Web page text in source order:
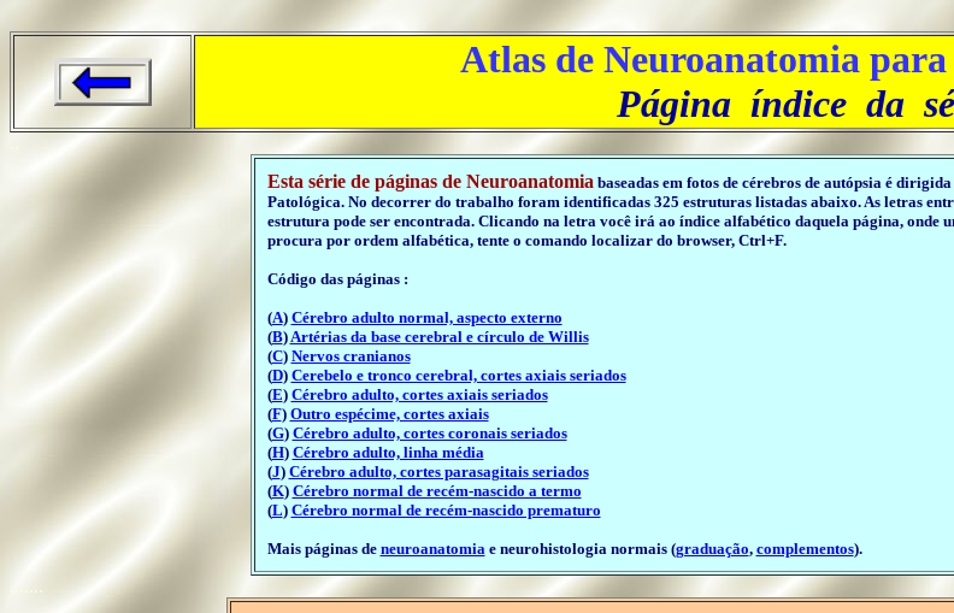
Atlas de Neuroanatomia
Página índice da
..
Esta série de páginas de Neuroanatomiabaseadas em fotos de cérebros de autópsia é
Patológica. No decorrer do trabalho foram identificadas 325 estruturas listadas abaixo. As letras
estrutura pode ser encontrada. Clicando na letra você irá ao índice alfabético daquela página,
procura por ordem alfabética, tente o comando localizar do browser, Ctrl+F.
Código das páginas :
(A) Cérebro adulto normal, aspecto externo
(B)Artérias da base cerebral e círculo de Willis
(C) Nervos cranianos
(D) Cerebelo e tronco cerebral, cortes axiais seriados
(E) Cérebro adulto, cortes axiais seriados
(F) Outro espécime, cortes axiais
(G) Cérebro adulto, cortes coronais seriados
(H) Cérebro adulto, linha média
(J) Cérebro adulto, cortes parasagitais seriados
(K) Cérebro normal de recém-nascido a termo
(L) Cérebro normal de recém-nascido prematuro
Mais páginas de neuroanatomiae neurohistologia normais (graduação, complementos).
.......